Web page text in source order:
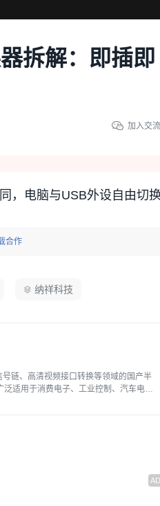
拆解：即插即
加入交
，电脑与USB外设自由切换
合作
纳祥科技
链、高清视频接口转换等领域的国产半
适用于消费电子、工业控制、汽车电子